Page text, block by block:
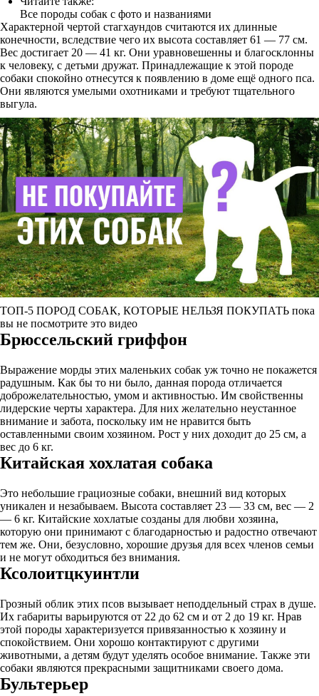
Все породы собак с фото и названиями
Характерной чертой стагхаундов считаются их длинные
конечности, вследствие чего их высота составляет 61 — 77 см.
Вес достигает 20 — 41 кг. Они уравновешенны и благосклонны
к человеку, с детьми дружат. Принадлежащие к этой породе
собаки спокойно отнесутся к появлению в доме ещё одного пса.
Они являются умелыми охотниками и требуют тщательного
выгула.
ТОП-5 ПОРОД СОБАК, КОТОРЫЕ НЕЛЬЗЯ ПОКУПАТЬ пока
вы не посмотрите это видео
Брюссельский гриффон
Выражение морды этих маленьких собак уж точно не покажется
радушным. Как бы то ни было, данная порода отличается
доброжелательностью, умом и активностью. Им свойственны
лидерские черты характера. Для них желательно неустанное
внимание и забота, поскольку им не нравится быть
оставленными своим хозяином. Рост у них доходит до 25 см, а
вес до 6 кг.
Китайская хохлатая собака
Это небольшие грациозные собаки, внешний вид которых
уникален и незабываем. Высота составляет 23 — 33 см, вес — 2
— 6 кг. Китайские хохлатые созданы для любви хозяина,
которую они принимают с благодарностью и радостно отвечают
тем же. Они, безусловно, хорошие друзья для всех членов семьи
и не могут обходиться без внимания.
Ксолоитцкуинтли
Грозный облик этих псов вызывает неподдельный страх в душе.
Их габариты варьируются от 22 до 62 см и от 2 до 19 кг. Нрав
этой породы характеризуется привязанностью к хозяину и
спокойствием. Они хорошо контактируют с другими
животными, а детям будут уделять особое внимание. Также эти
собаки являются прекрасными защитниками своего дома.
Бультерьер